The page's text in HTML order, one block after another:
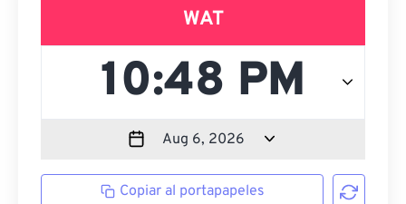
WAT
Copiar al portapapeles